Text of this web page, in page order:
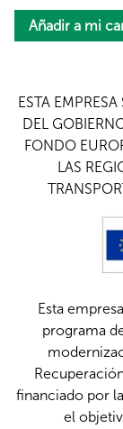
ESTA
DEL
FONDO
LAS
Esta
programa
financiado por
el